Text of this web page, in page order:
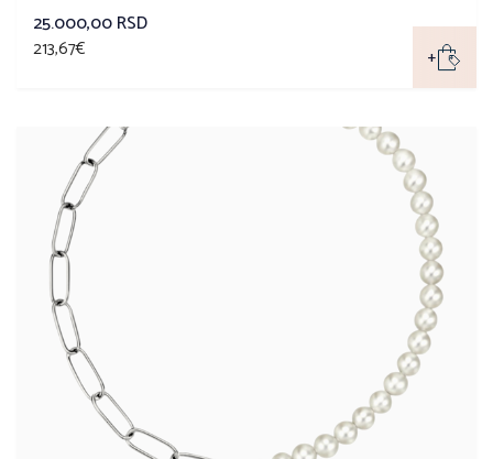
25.000,00 RSD
213,67€ +